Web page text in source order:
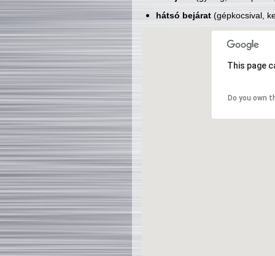
hátsó bejárat(gépkocsival,
This page
Do you own